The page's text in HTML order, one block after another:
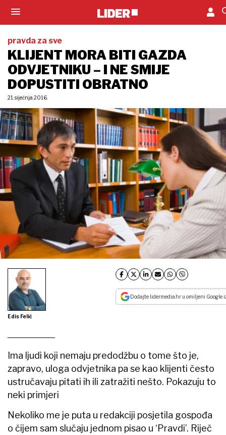
pravda za sve
KLIJENT MORA BITI GAZDA
ODVJETNIKU – I NE SMIJE
DOPUSTITI OBRATNO
21. siječnja 2016.
Edis Felić
Dodajte lidermedia.hr u omiljeni Google
Ima ljudi koji nemaju predodžbu o tome što je,
zapravo, uloga odvjetnika pa se kao klijenti često
ustručavaju pitati ih ili zatražiti nešto. Pokazuju to
neki primjeri
Nekoliko me je puta u redakciji posjetila gospođa
o čijem sam slučaju jednom pisao u ‘Pravdi’. Riječ